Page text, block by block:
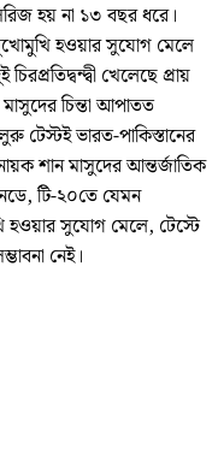
হয় না ১৩ বছর ধরে।
হওয়ার সুযোগ মেলে
খেলেছে প্রায়
চিন্তা আপাতত
টেস্টই ভারত-পাকিস্তানের
শান মাসুদের আন্তর্জাতিক
টি-২০তে যেমন
হওয়ার সুযোগ মেলে, টেস্টে
নেই।